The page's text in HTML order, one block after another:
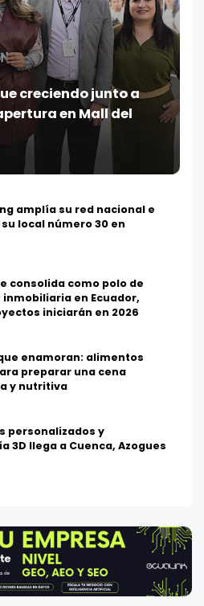
creciendo junto a
en Mall del
amplía su red nacional e
local número 30 en
consolida como polo de
en Ecuador,
iniciarán en 2026
enamoran: alimentos
preparar una cena
y nutritiva
personalizados y
3D llega a Cuenca, Azogues